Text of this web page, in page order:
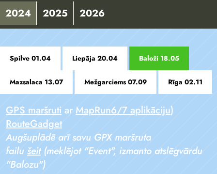
2024 2025 2026
Spilve 01.04 Liepāja 20.04 Baloži 18.05
Mazsalaca 13.07 Mežgarciems 07.09 Rīga 02.11
GPS maršruti ar MapRun6/7 aplikāciju)
RouteGadget
Augšuplādē arī savu GPX maršruta
failu šeit(meklējot "Event", izmanto atslēgvārdu
"Balozu")